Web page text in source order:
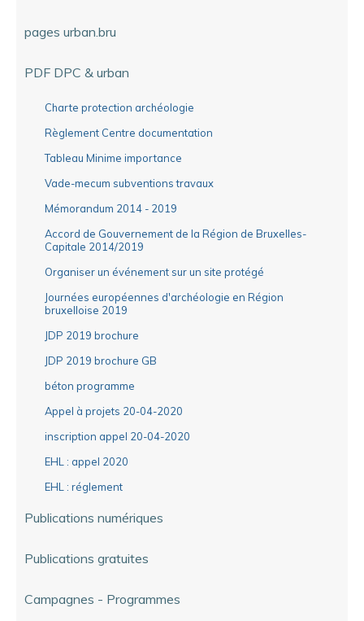
pages urban.bru
PDF DPC & urban
Charte protection archéologie
Règlement Centre documentation
Tableau Minime importance
Vade-mecum subventions travaux
Mémorandum 2014 - 2019
Accord de Gouvernement de la Région de Bruxelles-
Capitale 2014/2019
Organiser un événement sur un site protégé
Journées européennes d'archéologie en Région
bruxelloise 2019
JDP 2019 brochure
JDP 2019 brochure GB
béton programme
Appel à projets 20-04-2020
inscription appel 20-04-2020
EHL : appel 2020
EHL : réglement
Publications numériques
Publications gratuites
Campagnes - Programmes